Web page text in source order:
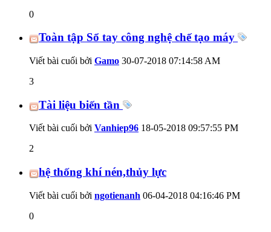
0
Toàn tập Sổ tay công nghệ chế tạo máy
Viết bài cuối bởi Gamo 30-07-2018 07:14:58 AM
3
Tài liệu biến tần
Viết bài cuối bởi Vanhiep96 18-05-2018 09:57:55 PM
2
hệ thống khí nén,thủy lực
Viết bài cuối bởi ngotienanh 06-04-2018 04:16:46 PM
0